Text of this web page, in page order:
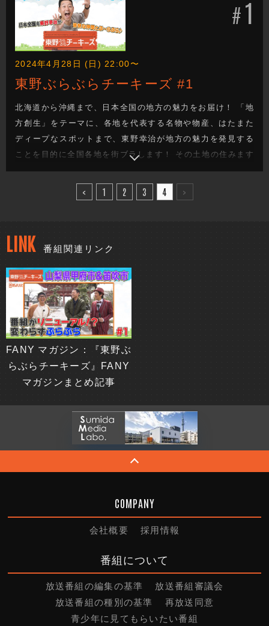
て地方の魅力を探るロケバラエティです！
#1
2024年4月28日 (日) 22:00〜
東野ぶらぶらチーキーズ #1
北海道から沖縄まで、日本全国の地方の魅力をお届け！ 「地
方創生」をテーマに、各地を代表する名物や物産、はたまた
ディープなスポットまで、東野幸治が地方の魅力を発見する
ことを目的に全国各地を街ブラします！ その土地の住みます
芸人が、東野の喜びそうなスポットへ案内し、美味しいもの
を食べたり、絶景を観たり、温泉に入ったり、、、旅を通し
て地方の魅力を探るロケバラエティです！
< 1 2 3 4 >
LINK 番組関連リンク
FANY マガジン：『東野ぶ
らぶらチーキーズ』FANY
マガジンまとめ記事
COMPANY
会社概要 採用情報
番組について
放送番組の編集の基準
放送番組審議会
放送番組の種別の基準
再放送同意
青少年に見てもらいたい番組